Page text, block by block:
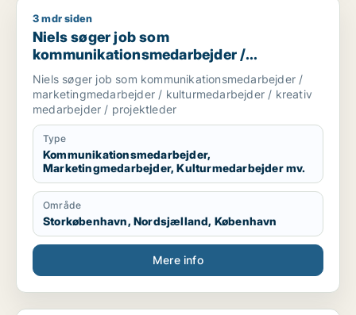
Niels søger job som kommunikationsmedarbejder /
3 mdr siden
Niels søger job som
kommunikationsmedarbejder /
marketingmedarbejder /
kulturmedarbejder / kreativ medarbejder /
projektleder
Niels søger job som kommunikationsmedarbejder /
marketingmedarbejder / kulturmedarbejder / kreativ
medarbejder / projektleder
Type
Kommunikationsmedarbejder,
Marketingmedarbejder, Kulturmedarbejder mv.
Område
Storkøbenhavn, Nordsjælland, København
Mere info